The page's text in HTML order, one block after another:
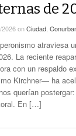
Nueva York
Bomba
Retenciones
Cristina No
El Gobierno
Anuncian Obras
Kicillof Lanzo El
De Fuerza Que Lo
De La Oposición A
Axel Kicillof
Perdón Por “los
de
2026onCiudad
atraviesa
La reciente
con un respaldo
Kirchner— ha
querían
En […]